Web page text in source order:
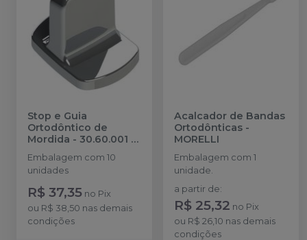
Stop e Guia
Ortodôntico de
Mordida - 30.60.001 -
MORELLI
Embalagem com 10
unidades
R$ 37,35 no Pix
ou R$ 38,50 nas demais
condições
Acalcador de Bandas
Ortodônticas -
MORELLI
Embalagem com 1
unidade.
a partir de:
R$ 25,32 no Pix
ou R$ 26,10 nas demais
condições